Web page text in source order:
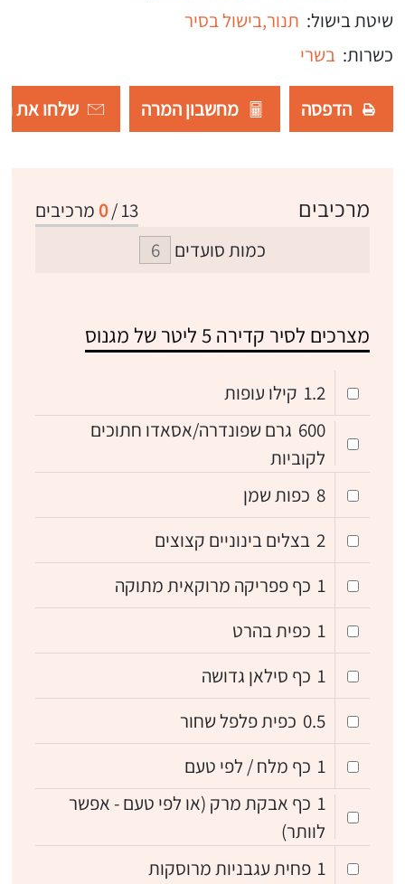
שיטת בישול: תנור,בישול בסיר
כשרות: בשרי
הדפסה מחשבון המרה שלחו את
13
/
0 מרכיבים מרכיבים
כמות סועדים
מצרכים לסיר קדירה 5 ליטר של מגנוס
1.2 קילו עופות
600 גרם שפונדרה/אסאדו חתוכים
לקוביות
8 כפות שמן
2 בצלים בינוניים קצוצים
1 כף פפריקה מרוקאית מתוקה
1 כפית בהרט
1 כף סילאן גדושה
0.5 כפית פלפל שחור
1 כף מלח / לפי טעם
1 כף אבקת מרק (או לפי טעם - אפשר
לוותר)
1 פחית עגבניות מרוסקות